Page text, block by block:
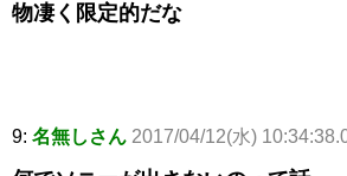
物凄く限定的だな
9: 名無しさん 2017/04/12(水)